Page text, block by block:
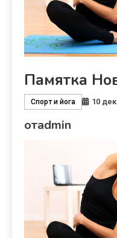
Памятка
Спорт и йога 10
отadmin